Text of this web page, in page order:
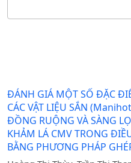
ĐÁNH GIÁ MỘT SỐ ĐẶC
CÁC VẬT LIỆU SẮN
ĐỒNG RUỘNG VÀ SÀNG
KHẢM LÁ CMV TRONG
BẰNG PHƯƠNG PHÁP